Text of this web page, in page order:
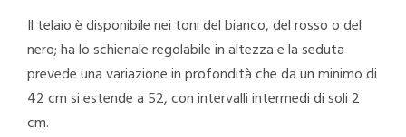
Il telaio è disponibile nei toni del bianco, del rosso o del
nero; ha lo schienale regolabile in altezza e la seduta
prevede una variazione in profondità che da un minimo di
42 cm si estende a 52, con intervalli intermedi di soli 2
cm.